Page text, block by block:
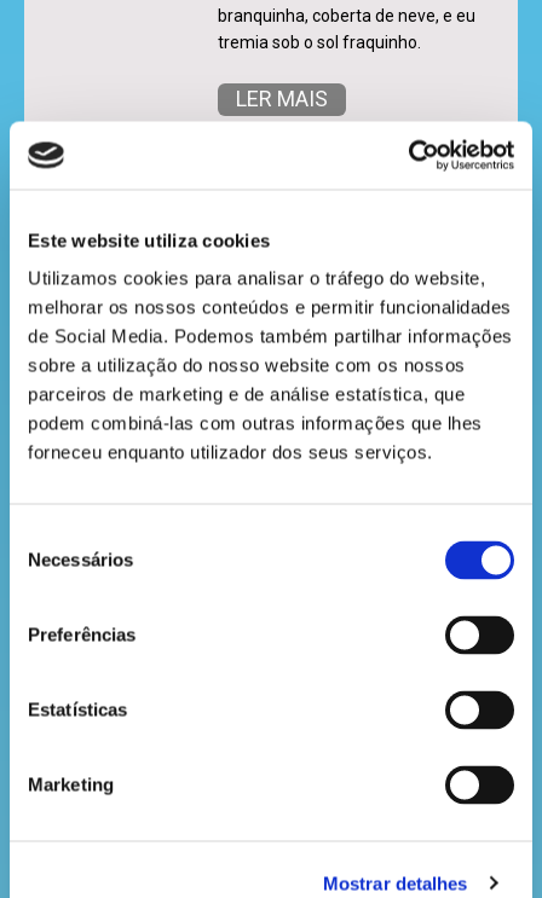
Este website utiliza cookies
Utilizamos cookies para analisar o tráfego do website,
melhorar os nossos conteúdos e permitir funcionalidades
de Social Media. Podemos também partilhar informações
sobre a utilização do nosso website com os nossos
parceiros de marketing e de análise estatística, que
podem combiná-las com outras informações que lhes
forneceu enquanto utilizador dos seus serviços.
Necessários
Preferências
Estatísticas
Marketing
Mostrar detalhes
branquinha, coberta de neve, e eu
tremia sob o sol fraquinho.
LER MAIS
PODERÃO AS PLANTAS “GRITAR”?
Olá, pequeno explorador da
Hoje, vou falar-te de uma
descoberta tão espantosa que até
parece que saiu de um filme, mas é
LER MAIS
NO INVERNO
Na floresta, o frio chegou com toda
dentro do seu pequeno casaco
improvisado. Ao ver o tio Tomé
uma curiosidade que, todos os
invernos, lhe baila na cabeça: como